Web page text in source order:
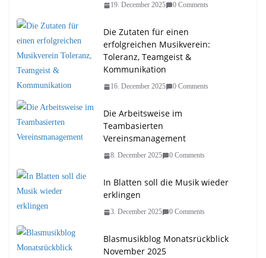
19. December 2025 0 Comments
Die Zutaten für einen
erfolgreichen Musikverein:
Toleranz, Teamgeist &
Kommunikation
16. December 2025 0 Comments
Die Arbeitsweise im
Teambasierten
Vereinsmanagement
8. December 2025 0 Comments
In Blatten soll die Musik wieder
erklingen
3. December 2025 0 Comments
Blasmusikblog Monatsrückblick
November 2025